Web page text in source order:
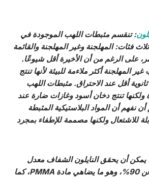
: تنقسم مثبطات اللهب الموجودة في
فئات: المهلجنة وغير المهلجنة والقائمة
على الرغم من أن الأخيرة أقل شيوعًا.
المهلجنة أكثر ملاءمة للبيئة لأنها تنتج
أقل عند الاحتراق. مثبطات اللهب
ولكنها تنتج دخان أسود وغازات ضارة عند
نفهم أن المواد البلاستيكية المثبطة
للاشتعال ولكنها مصممة للإطفاء بمجرد
يمكن أن يحقق النايلون الشفاف معدل
نفاذية للضوء يزيد عن 90%، وهو ما يضاهي مادة PMMA، كما